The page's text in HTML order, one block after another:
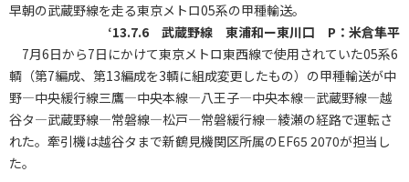
早朝の武蔵野線を走る東京メトロ05系の甲種輸送。
‘13.7.6 武蔵野線 東浦和ー東川口 P：米倉隼平
7月6日から7日にかけて東京メトロ東西線で使用されていた05系6
輌（第7編成、第13編成を3輌に組成変更したもの）の甲種輸送が中
野―中央緩行線三鷹―中央本線―八王子―中央本線―武蔵野線―越
谷タ―武蔵野線―常磐線―松戸―常磐緩行線―綾瀬の経路で運転さ
れた。牽引機は越谷タまで新鶴見機関区所属のEF65 2070が担当し
た。